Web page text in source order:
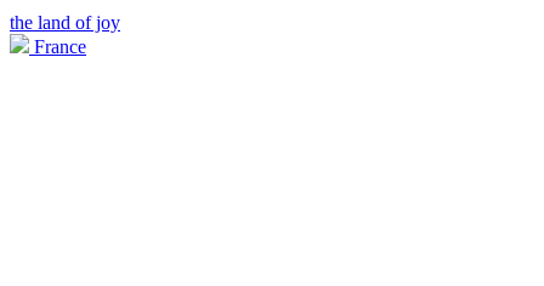
the land of joy
France